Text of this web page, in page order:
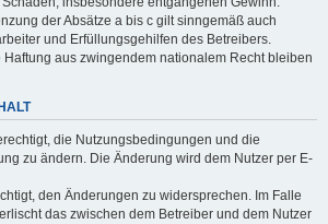
der Absätze a bis c gilt sinngemäß auch
und Erfüllungsgehilfen des Betreibers.
Haftung aus zwingendem nationalem Recht bleiben
die Nutzungsbedingungen und die
zu ändern. Die Änderung wird dem Nutzer per E-
den Änderungen zu widersprechen. Im Falle
das zwischen dem Betreiber und dem Nutzer